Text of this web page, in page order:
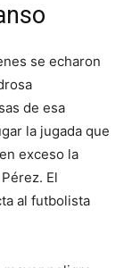
se echaron
de esa
la jugada que
exceso la
El
al futbolista